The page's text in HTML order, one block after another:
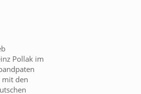
Pollak im
mit den